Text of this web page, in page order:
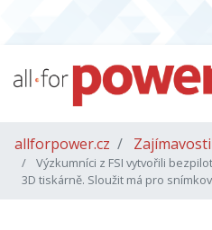
allforpower.cz Zajímavosti
Výzkumníci z FSI vytvořili
3D tiskárně. Sloužit má pro